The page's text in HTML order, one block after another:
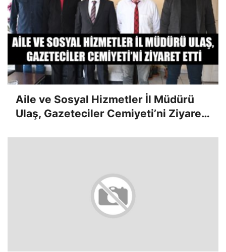
Aile ve Sosyal Hizmetler İl Müdürü
Ulaş, Gazeteciler Cemiyeti’ni Ziyaret